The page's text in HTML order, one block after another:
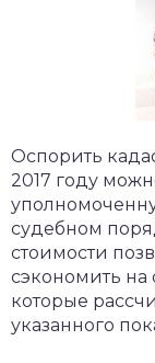
​Оспорить
2017 году
судебном
стоимости
сэкономить на
которые
указанного